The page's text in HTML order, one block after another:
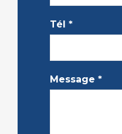
Tél *
Message *